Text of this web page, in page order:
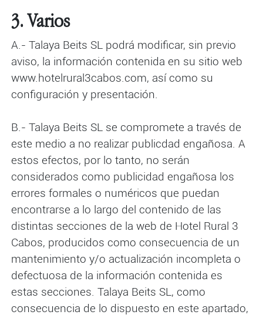
3. Varios
A.- Talaya Beits SL podrá modificar, sin previo
aviso, la información contenida en su sitio web
www.hotelrural3cabos.com, así como su
configuración y presentación.
B.- Talaya Beits SL se compromete a través de
este medio a no realizar publicdad engañosa. A
estos efectos, por lo tanto, no serán
considerados como publicidad engañosa los
errores formales o numéricos que puedan
encontrarse a lo largo del contenido de las
distintas secciones de la web de Hotel Rural 3
Cabos, producidos como consecuencia de un
mantenimiento y/o actualización incompleta o
defectuosa de la información contenida es
estas secciones. Talaya Beits SL, como
consecuencia de lo dispuesto en este apartado,